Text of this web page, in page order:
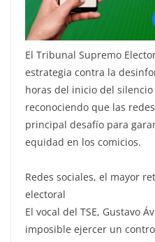
El Tribunal Supremo
estrategia contra la
horas del inicio del
reconociendo que las
principal desafío para
equidad en los comicios.
Redes sociales, el mayor
electoral
El vocal del TSE, Gustavo
imposible ejercer un